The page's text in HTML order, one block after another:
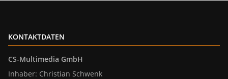
KONTAKTDATEN
CS-Multimedia GmbH
Inhaber: Christian Schwenk